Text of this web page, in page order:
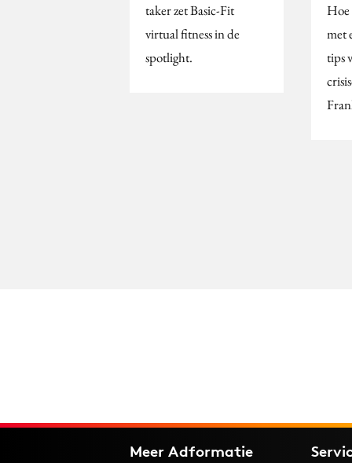
taker zet Basic-Fit
virtual fitness in de
spotlight.
Hoe
met
tips
Meer Adformatie